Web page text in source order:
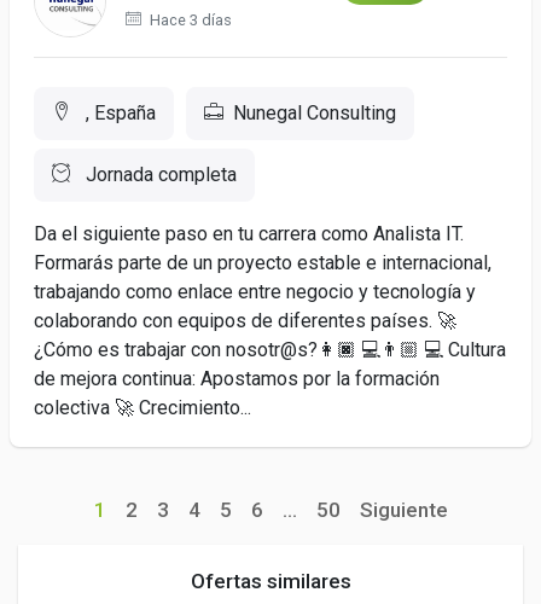
Hace 3 días
, España Nunegal Consulting
Jornada completa
Da el siguiente paso en tu carrera como Analista IT.
Formarás parte de un proyecto estable e internacional,
trabajando como enlace entre negocio y tecnología y
colaborando con equipos de diferentes países. 🚀
¿Cómo es trabajar con nosotr@s?👩🏿 💻👨🏼 💻 Cultura
de mejora continua: Apostamos por la formación
colectiva 🚀 Crecimiento...
1 2 3 4 5 6 ... 50 Siguiente
Ofertas similares